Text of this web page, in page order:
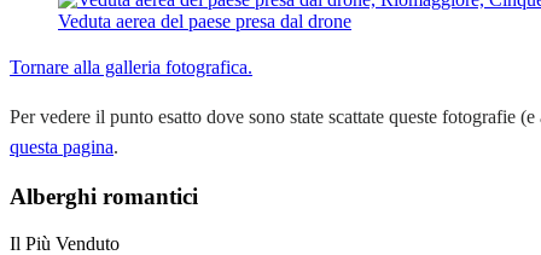
Veduta aerea del paese presa dal drone
Tornare alla galleria fotografica.
Per vedere il punto esatto dove sono state scattate queste fotografie
questa pagina.
Alberghi romantici
Il Più Venduto